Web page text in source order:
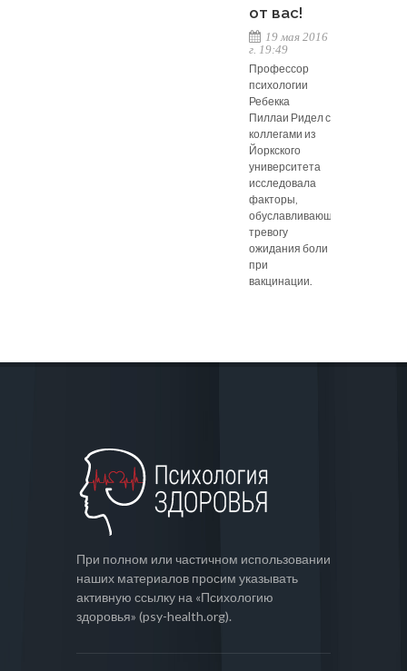
от вас!
19 мая 2016
г. 19:49
Профессор
психологии
Ребекка
Пиллаи Ридел с
коллегами из
Йоркского
университета
исследовала
факторы,
обуславливающие
тревогу
ожидания боли
при
вакцинации.
При полном или частичном использовании
наших материалов просим указывать
активную ссылку на «Психологию
здоровья» (psy-health.org).